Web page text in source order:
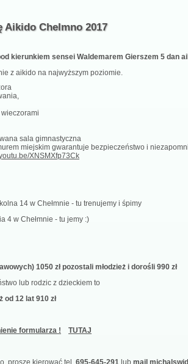
Aikido Chelmno 2017
kierunkiem sensei Waldemarem Gierszem 5 dan
z aikido na najwyższym poziomie.
sala gimnastyczna
miejskim gwarantuje bezpieczeństwo i
XNSMXfp73Ck
14 w Chełmnie - tu trenujemy i śpimy
4 w Chełmnie - tu jemy :)
1050 zł pozostali młodzież i dorośli 990 zł
lub rodzic z dzieckiem to
od 12 lat 910 zł
formularza ! TUTAJ
proszę kierować tel. 695-645-291 lub mail